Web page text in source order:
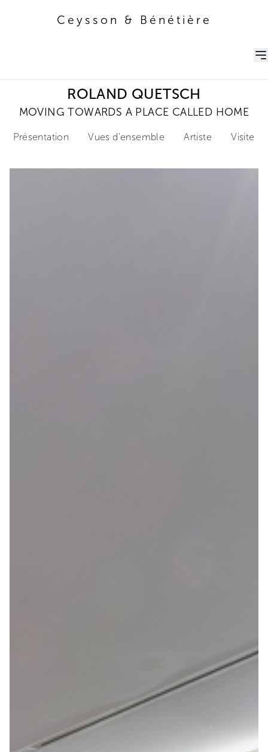
Ceysson & Bénétière
ROLAND QUETSCH
MOVING TOWARDS A PLACE CALLED HOME
Présentation Vues d'ensemble Artiste Visite